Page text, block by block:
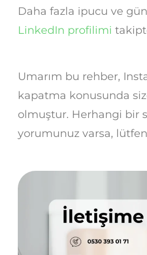
Daha fazla ipucu ve
LinkedIn profilimi
Umarım bu rehber,
kapatma konusunda
olmuştur. Herhangi bir
yorumunuz varsa,